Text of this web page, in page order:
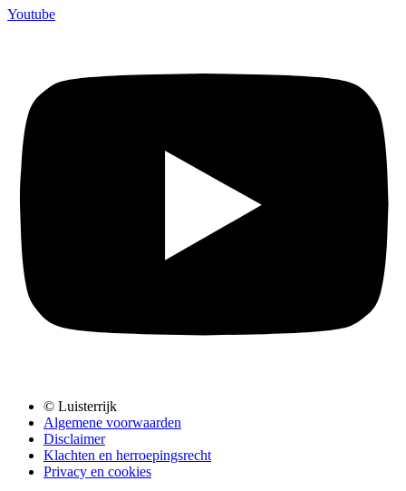
Youtube
© Luisterrijk
Algemene voorwaarden
Disclaimer
Klachten en herroepingsrecht
Privacy en cookies